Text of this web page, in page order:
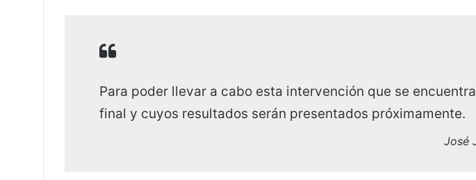
Para poder llevar a cabo esta intervención que se
final y cuyos resultados serán presentados próximamente.
José